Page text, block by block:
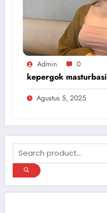
Admin 0
kepergok masturbasi
Agustus 5, 2025